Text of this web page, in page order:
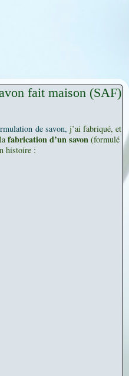
fait maison (SAF)
de savon, j’ai fabriqué, et
fabrication d’un savon (formulé
histoire :